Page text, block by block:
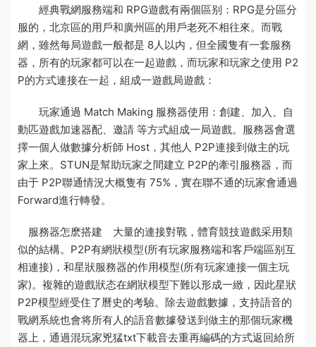
經典戰網服務端和 RPG遊戲有兩個區别：RPG是分區分
服的，北京區的用戶和廣州區的用戶老死不相往來。而戰
網，雖然每局遊戲一般都是 8人以内，但全國隻有一套服務
器，所有的玩家都可以在一起遊戲，而玩家和玩家之使用 P2
P的方式連接在一起，組成一遊戲局遊戲：
玩家通過 Match Making 服務器使用：創建、加入、自
動匹遊戲加速器配、邀請 等方式組成一局遊戲。服務器會選
擇一個人做數據分析師 Host，其他人 P2P連接到做主的玩
家上來。STUN是幫助玩家之間建立 P2P的牽引服務器，而
由于 P2P聯通情況大概隻有 75%，實在聯不通的玩家會通過
Forward進行轉發。
服務器怎麽搭建 大量的連接對戰，體育競技遊戲采用類
似的結構。P2P有網狀模型(所有玩家服務端和客戶端區别互
相連接)，和星狀服務器的作用模型(所有玩家連接一個主玩
家)。複雜的遊戲狀态在網狀模型下難以形成一緻，因此星狀
P2P模型經受住了曆史的考驗。除去遊戲數據，支持語音的
戰網系統也會将所有人的語音數據發送到做主的那個玩家機
器上，通過混玩家兇猛txt下載音去重再編碼的方式返回給所